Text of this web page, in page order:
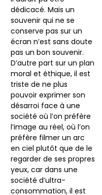
dédicacé. Mais un
souvenir qui ne se
conserve pas sur un
écran n’est sans doute
pas un bon souvenir.
D’autre part sur un plan
moral et éthique, il est
triste de ne plus
pouvoir exprimer son
désarroi face à une
société où l’on préfère
l’image au réel, où l’on
préfère filmer un arc
en ciel plutôt que de le
regarder de ses propres
yeux, car dans une
société d’ultra-
consommation, il est